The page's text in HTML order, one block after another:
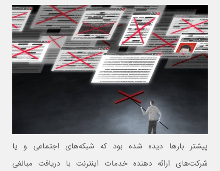
پیشتر بارها دیده شده بود که شبکه‌های اجتماعی و یا
شرکت‌های ارائه دهنده خدمات اینترنت با دریافت مبالغی